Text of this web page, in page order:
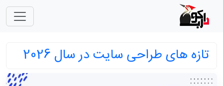
تازه های طراحی سایت در سال 2026